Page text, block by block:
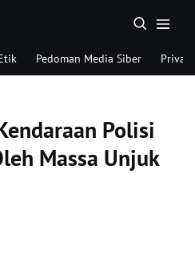
Pedoman Media Siber
Polisi
Massa Unjuk